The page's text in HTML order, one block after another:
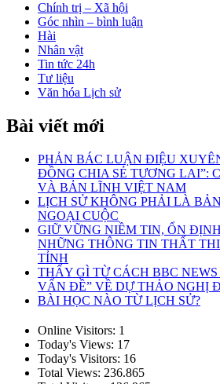
Chính trị – Xã hội
Góc nhìn – bình luận
Hài
Nhân vật
Tin tức 24h
Tư liệu
Văn hóa Lịch sử
Bài viết mới
PHẢN BÁC LUẬN ĐIỆU
ĐỒNG CHIA SẺ TƯƠNG LAI”:
VÀ BẢN LĨNH VIỆT NAM
LỊCH SỬ KHÔNG PHẢI LÀ
NGOẠI CUỘC
GIỮ VỮNG NIỀM TIN, ỔN
NHỮNG THÔNG TIN THẤT
TỈNH
THẤY GÌ TỪ CÁCH BBC
VẤN ĐỀ” VỀ DỰ THẢO NGHỊ
BÀI HỌC NÀO TỪ LỊCH SỬ?
Online Visitors: 1
Today's Views: 17
Today's Visitors: 16
Total Views: 236.865